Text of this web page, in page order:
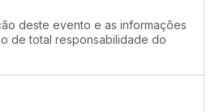
deste evento e as informações
de total responsabilidade do